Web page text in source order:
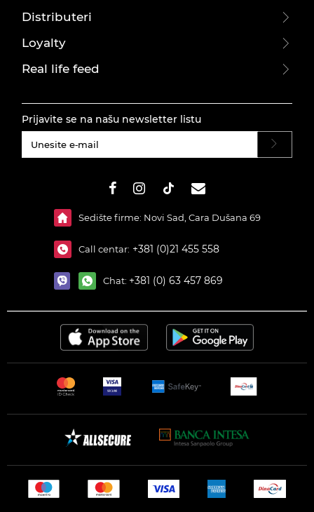
Distributeri
Loyalty
Real life feed
Prijavite se na našu newsletter listu
Sedište firme: Novi Sad, Cara Dušana 69
Call centar: +381 (0)21 455 558
Chat: +381 (0) 63 457 869